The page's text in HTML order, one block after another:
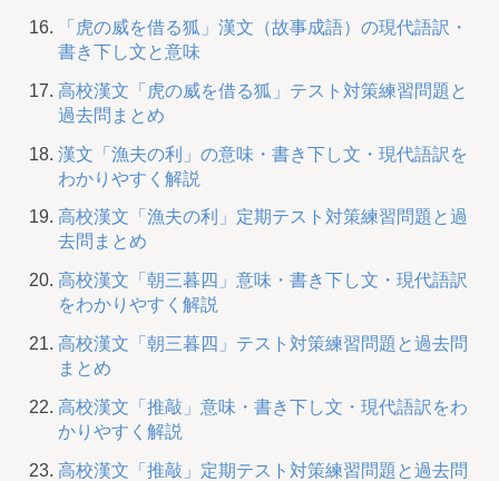
「虎の威を借る狐」漢文（故事成語）の現代語訳・
書き下し文と意味
高校漢文「虎の威を借る狐」テスト対策練習問題と
過去問まとめ
漢文「漁夫の利」の意味・書き下し文・現代語訳を
わかりやすく解説
高校漢文「漁夫の利」定期テスト対策練習問題と過
去問まとめ
高校漢文「朝三暮四」意味・書き下し文・現代語訳
をわかりやすく解説
高校漢文「朝三暮四」テスト対策練習問題と過去問
まとめ
高校漢文「推敲」意味・書き下し文・現代語訳をわ
かりやすく解説
高校漢文「推敲」定期テスト対策練習問題と過去問